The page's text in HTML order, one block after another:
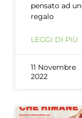
pensato ad un
regalo
LEGGI DI PIÙ
11 Novembre
2022